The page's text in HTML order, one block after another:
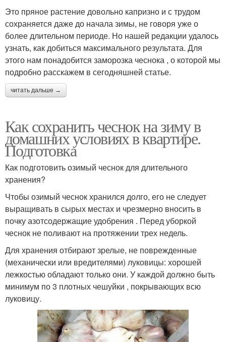
Это пряное растение довольно капризно и с трудом
сохраняется даже до начала зимы, не говоря уже о
более длительном периоде. Но нашей редакции удалось
узнать, как добиться максимального результата. Для
этого нам понадобится заморозка чеснока , о которой мы
подробно расскажем в сегодняшней статье.
читать дальше →
Как сохранить чеснок на зиму в
домашних условиях в квартире.
Подготовка
Как подготовить озимый чеснок для длительного
хранения?
Чтобы озимый чеснок хранился долго, его не следует
выращивать в сырых местах и чрезмерно вносить в
почку азотсодержащие удобрения . Перед уборкой
чеснок не поливают на протяжении трех недель.
Для хранения отбирают зрелые, не поврежденные
(механически или вредителями) луковицы: хорошей
лежкостью обладают только они. У каждой должно быть
минимум по 3 плотных чешуйки , покрывающих всю
луковицу.